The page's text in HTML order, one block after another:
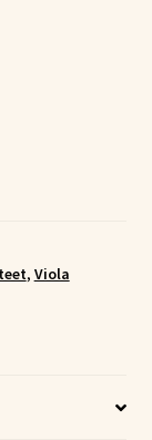
, Viola